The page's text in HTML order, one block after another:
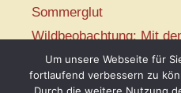
Sommerglut
Wildbeobachtung: Mit
Mir ist so heiß
Mission:
Um unsere Webseite für
fortlaufend verbessern zu